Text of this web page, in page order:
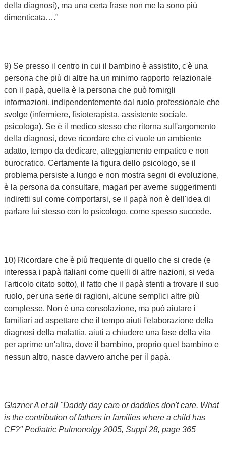
della diagnosi), ma una certa frase non me la sono più
dimenticata…."
9) Se presso il centro in cui il bambino è assistito, c'è una
persona che più di altre ha un minimo rapporto relazionale
con il papà, quella è la persona che può fornirgli
informazioni, indipendentemente dal ruolo professionale che
svolge (infermiere, fisioterapista, assistente sociale,
psicologa). Se è il medico stesso che ritorna sull'argomento
della diagnosi, deve ricordare che ci vuole un ambiente
adatto, tempo da dedicare, atteggiamento empatico e non
burocratico. Certamente la figura dello psicologo, se il
problema persiste a lungo e non mostra segni di evoluzione,
è la persona da consultare, magari per averne suggerimenti
indiretti sul come comportarsi, se il papà non è dell'idea di
parlare lui stesso con lo psicologo, come spesso succede.
10) Ricordare che è più frequente di quello che si crede (e
interessa i papà italiani come quelli di altre nazioni, si veda
l'articolo citato sotto), il fatto che il papà stenti a trovare il suo
ruolo, per una serie di ragioni, alcune semplici altre più
complesse. Non è una consolazione, ma può aiutare i
familiari ad aspettare che il tempo aiuti l'elaborazione della
diagnosi della malattia, aiuti a chiudere una fase della vita
per aprirne un'altra, dove il bambino, proprio quel bambino e
nessun altro, nasce davvero anche per il papà.
Glazner A et all "Daddy day care or daddies don't care. What
is the contribution of fathers in families where a child has
CF?" Pediatric Pulmonolgy 2005, Suppl 28, page 365